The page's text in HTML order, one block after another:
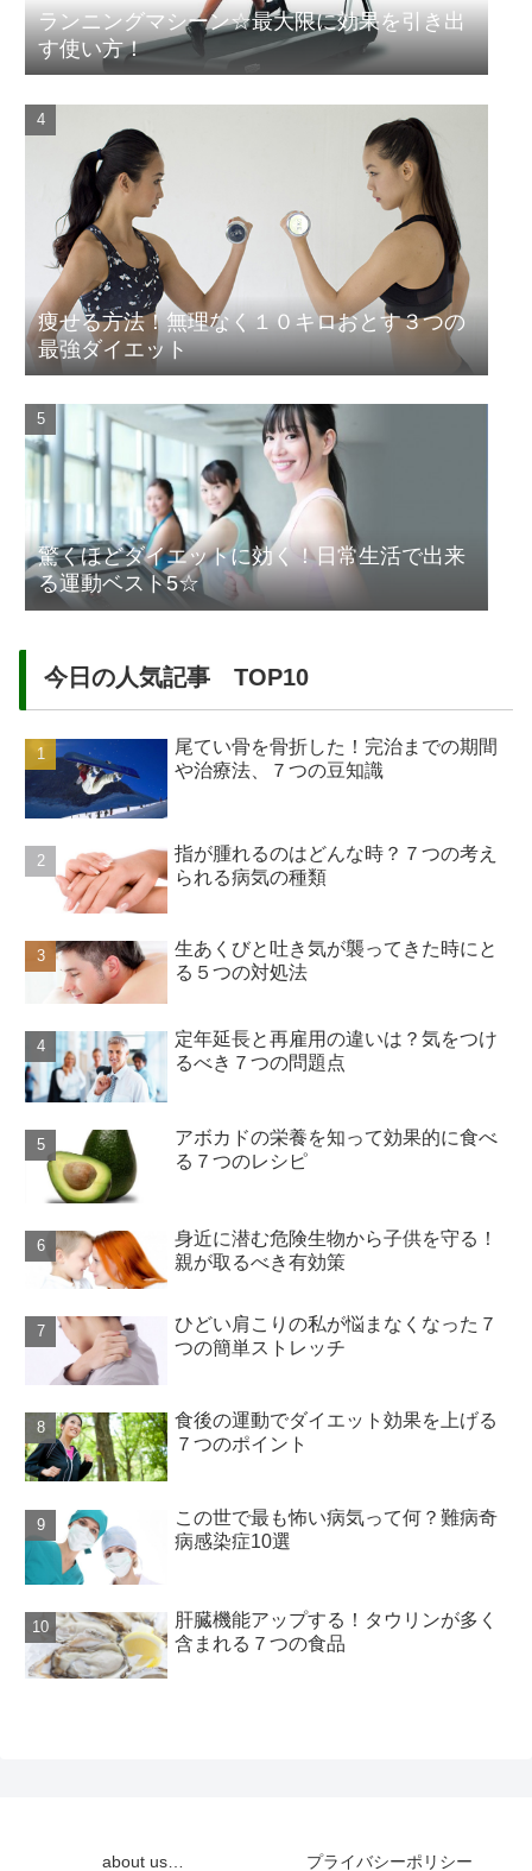
ランニングマシーン☆最大限に効果を引き出
す使い方！
痩せる方法！無理なく１０キロおとす３つの
最強ダイエット
驚くほどダイエットに効く！日常生活で出来
る運動ベスト5☆
今日の人気記事 TOP10
尾てい骨を骨折した！完治までの期間
や治療法、７つの豆知識
指が腫れるのはどんな時？７つの考え
られる病気の種類
生あくびと吐き気が襲ってきた時にと
る５つの対処法
定年延長と再雇用の違いは？気をつけ
るべき７つの問題点
アボカドの栄養を知って効果的に食べ
る７つのレシピ
身近に潜む危険生物から子供を守る！
親が取るべき有効策
ひどい肩こりの私が悩まなくなった７
つの簡単ストレッチ
食後の運動でダイエット効果を上げる
７つのポイント
この世で最も怖い病気って何？難病奇
病感染症10選
肝臓機能アップする！タウリンが多く
含まれる７つの食品
about us… プライバシーポリシー